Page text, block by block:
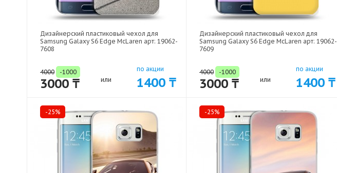
Дизайнерский пластиковый чехол для
Samsung Galaxy S6 Edge McLaren арт: 19062-
7608
4000 -1000
3000 ₸ или
по акции
1400 ₸
Дизайнерский пластиковый чехол для
Samsung Galaxy S6 Edge McLaren арт: 19062-
7609
4000 -1000
3000 ₸ или
по акции
1400 ₸
-25% -25%